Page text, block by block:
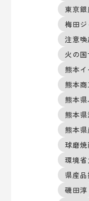
東京銀
梅田ジ
注意喚
火の
熊本イ
熊本
熊本
熊本
熊本県
球磨焼
環境
県産品
磯田淳